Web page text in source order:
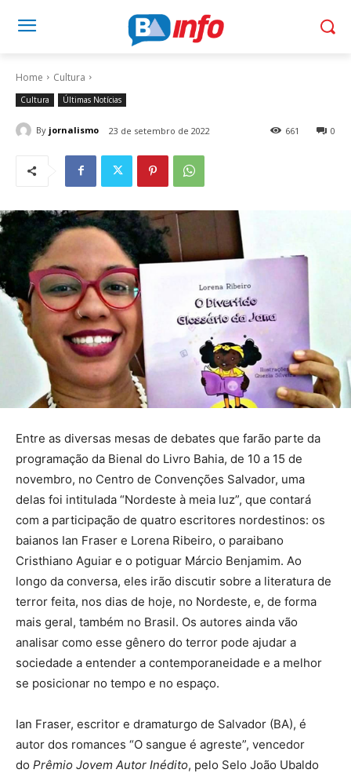
Home Cultura
Cultura Últimas Notícias
By jornalismo 23 de setembro de 2022 0
661
Entre as diversas mesas de debates que farão parte da
programação da Bienal do Livro Bahia, de 10 a 15 de
novembro, no Centro de Convenções Salvador, uma
delas foi intitulada “Nordeste à meia luz”, que contará
com a participação de quatro escritores nordestinos: os
baianos Ian Fraser e Lorena Ribeiro, o paraibano
Cristhiano Aguiar e o potiguar Márcio Benjamim. Ao
longo da conversa, eles irão discutir sobre a literatura de
terror feita, nos dias de hoje, no Nordeste, e, de forma
mais geral, também no Brasil. Os autores ainda vão
analisar como esse gênero do terror pode ajudar a
sociedade a entender a contemporaneidade e a melhor
se posicionar no tempo e no espaço.
Ian Fraser, escritor e dramaturgo de Salvador (BA), é
autor dos romances “O sangue é agreste”, vencedor
do Prêmio Jovem Autor Inédito, pelo Selo João Ubaldo